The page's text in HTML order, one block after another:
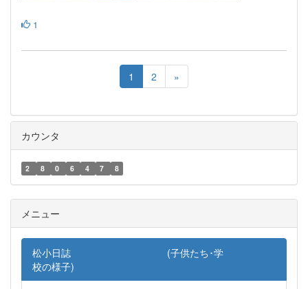
1
1 2 »
カウンタ
2 8 0 6 4 7 8
メニュー
松小日誌 (子供たち･学
校の様子)